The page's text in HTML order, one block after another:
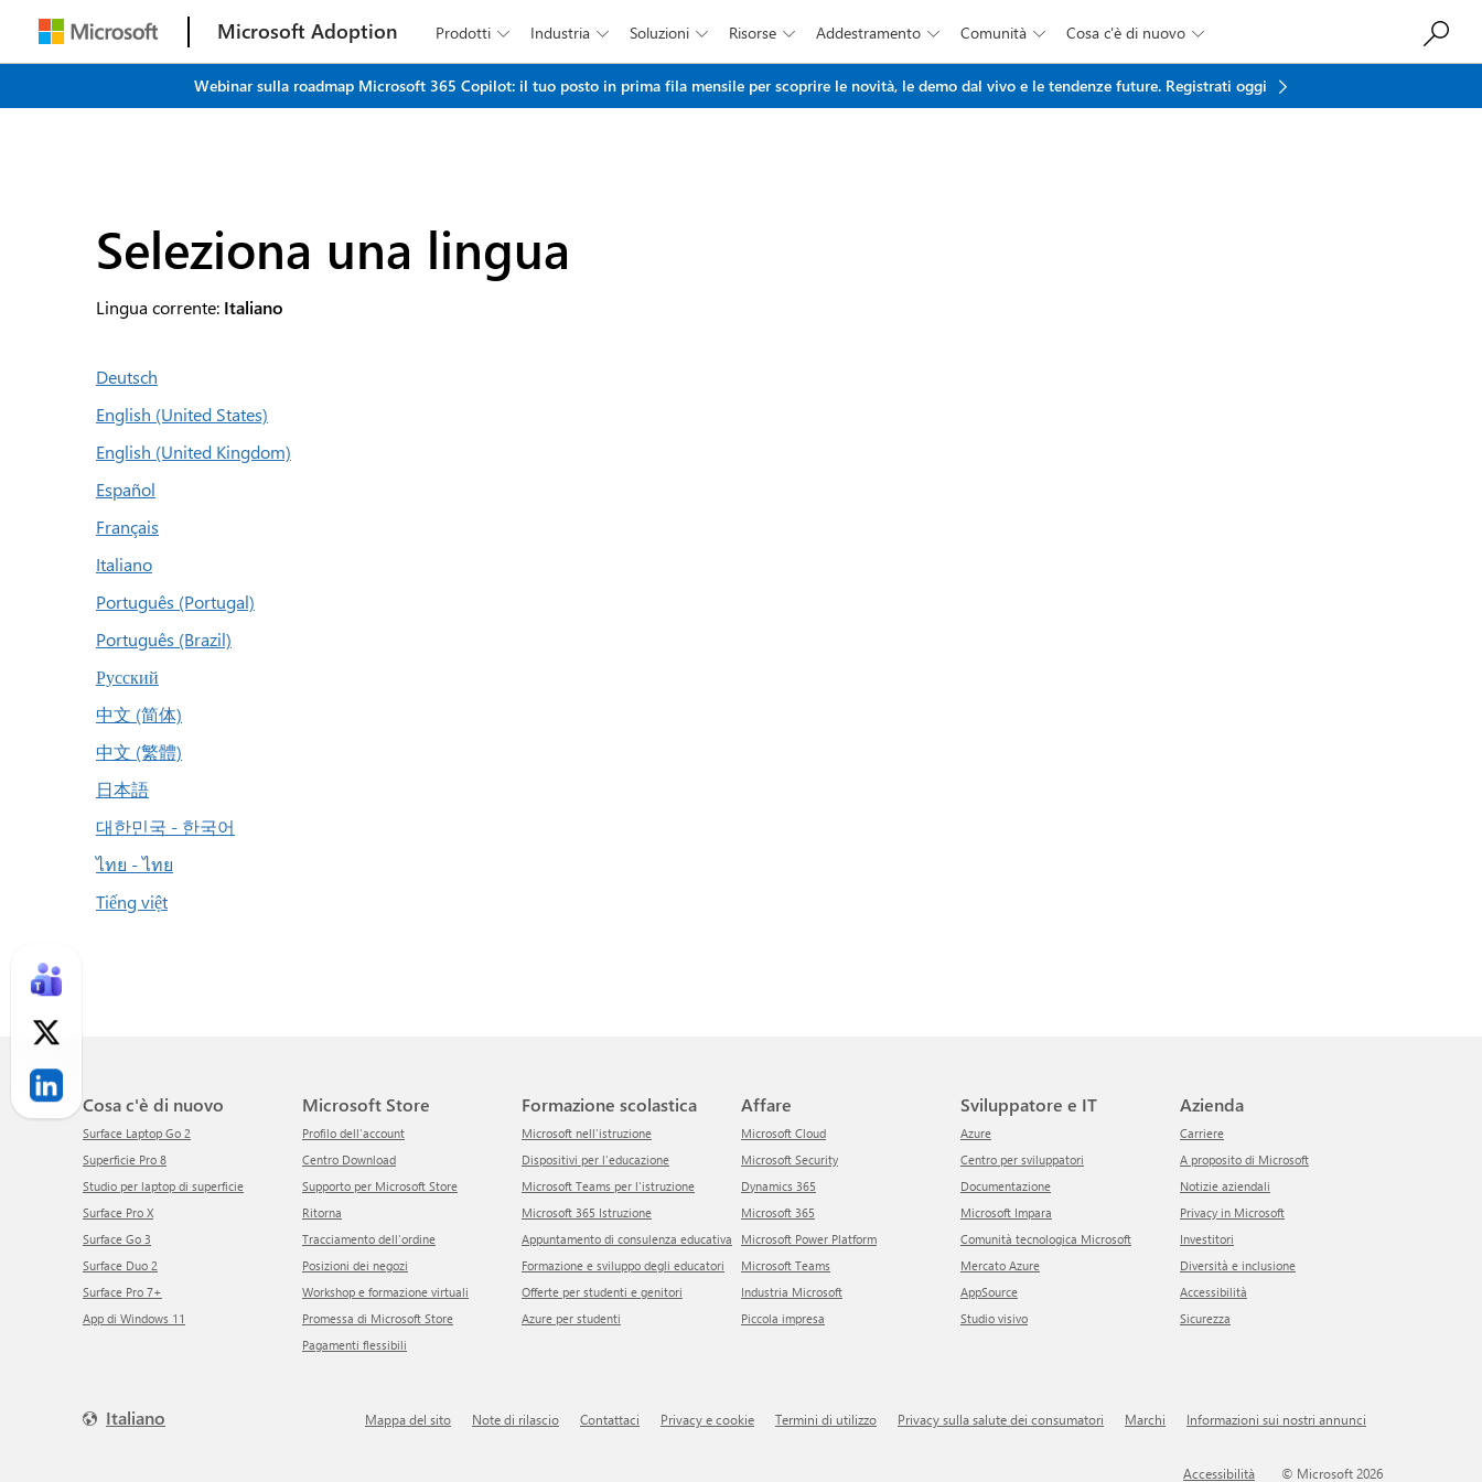
Microsoft Adoption Prodotti  Industria  Soluzioni  Risorse  Addestramento  Comunità  Cosa c'è di nuovo 
Webinar sulla roadmap Microsoft 365 Copilot: il tuo posto in prima fila mensile per scoprire le novità, le demo dal vivo e le tendenze future. Registrati oggi
Seleziona una lingua
Lingua corrente: Italiano
Deutsch
English (United States)
English (United Kingdom)
Español
Français
Italiano
Português (Portugal)
Português (Brazil)
Русский
中文 (简体)
中文 (繁體)
日本語
대한민국 - 한국어
ไทย - ไทย
Tiếng việt
Cosa c'è di nuovo
Surface Laptop Go 2
Superficie Pro 8
Studio per laptop di superficie
Surface Pro X
Surface Go 3
Surface Duo 2
Surface Pro 7+
App di Windows 11
Microsoft Store
Profilo dell'account
Centro Download
Supporto per Microsoft Store
ritorna
Tracciamento dell'ordine
Posizioni dei negozi
Workshop e formazione virtuali
Promessa di Microsoft Store
Pagamenti flessibili
Formazione scolastica
Microsoft nell'istruzione
Dispositivi per l'educazione
Microsoft Teams per l'istruzione
Microsoft 365 Istruzione
Appuntamento di consulenza educativa
Formazione e sviluppo degli educatori
Offerte per studenti e genitori
Azure per studenti
Affare
Microsoft Cloud
Microsoft Security
Dynamics 365
Microsoft 365
Microsoft Power Platform
Microsoft Teams
Industria Microsoft
Piccola impresa
Sviluppatore e IT
Azure
Centro per sviluppatori
Documentazione
Microsoft Impara
Comunità tecnologica Microsoft
Mercato Azure
AppSource
Studio visivo
Azienda
Carriere
A proposito di Microsoft
Notizie aziendali
Privacy in Microsoft
Investitori
Diversità e inclusione
Accessibilità
Sicurezza
Italiano Mappa del sito Note di rilascio Contattaci Privacy e cookie Termini di utilizzo Privacy sulla salute dei consumatori Marchi Informazioni sui nostri annunci
Accessibilità © Microsoft 2026